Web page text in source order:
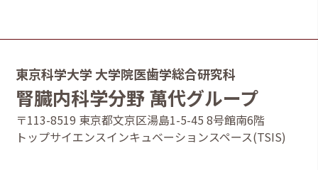
東京科学大学 大学院医歯学総合研究科
腎臓内科学分野 萬代グループ
〒113-8519 東京都⽂京区湯島1-5-45 8号館南6階
トップサイエンスインキュベーションスペース(TSIS)